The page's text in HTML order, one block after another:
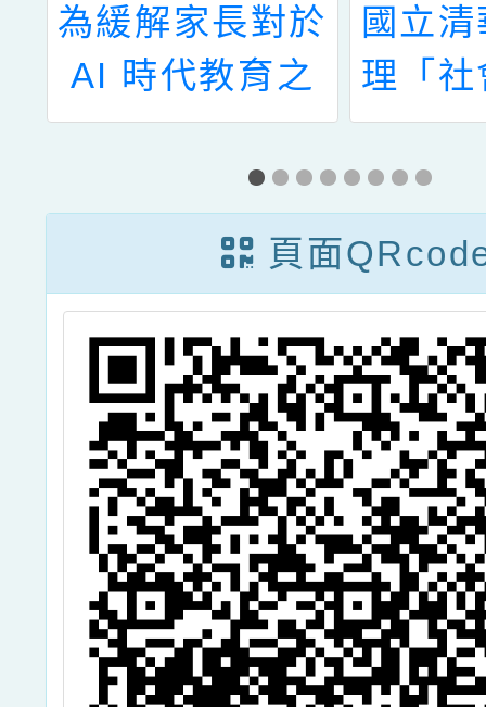
為緩解家長對於
AI 時代教育之
焦慮,特免費提
供國際授權之
「親子 AI 工具
包」實用資源,
轉知學生家長踴
躍領取並參與調
查
國立
理「
習
課程
展」
頁面